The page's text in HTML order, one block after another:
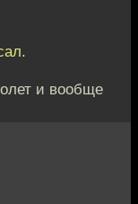
и вообще